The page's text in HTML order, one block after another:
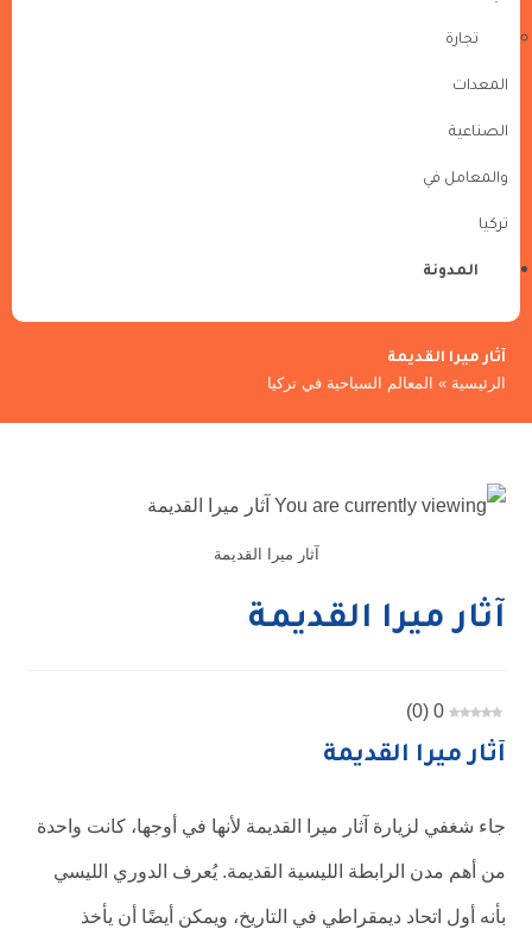
تجارة
المعدات
الصناعية
والمعامل في
تركيا
المدونة
آثار ميرا القديمة
الرئيسية » المعالم السياحية في تركيا
آثار ميرا القديمة
آثار ميرا القديمة
0
(
0
)
آثار ميرا القديمة
جاء شغفي لزيارة آثار ميرا القديمة لأنها في أوجها، كانت واحدة
من أهم مدن الرابطة الليسية القديمة. يُعرف الدوري الليسي
بأنه أول اتحاد ديمقراطي في التاريخ، ويمكن أيضًا أن يأخذ